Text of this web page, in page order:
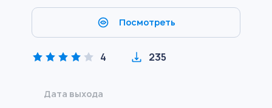
Посмотреть
4 235
Дата выхода